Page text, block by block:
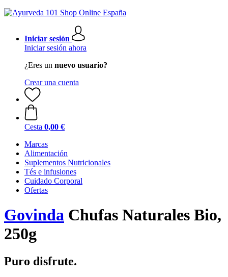
Iniciar sesión
Iniciar sesión ahora
¿Eres un nuevo usuario?
Crear una cuenta
Cesta 0,00 €
Marcas
Alimentación
Suplementos Nutricionales
Tés e infusiones
Cuidado Corporal
Ofertas
Govinda Chufas Naturales Bio,
250g
Puro disfrute.